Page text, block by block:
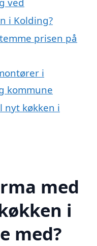
i Kolding?
prisen på
i
kommune
nyt køkken i
med
i
med?